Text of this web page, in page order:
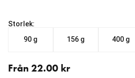
Storlek:
90 g
156 g 400 g
Från 22.00 kr